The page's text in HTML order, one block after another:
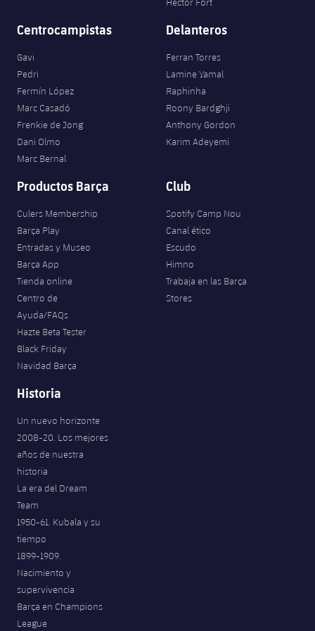
Héctor Fort
Centrocampistas
Gavi
Pedri
Fermín López
Marc Casadó
Frenkie de Jong
Dani Olmo
Marc Bernal
Delanteros
Ferran Torres
Lamine Yamal
Raphinha
Roony Bardghji
Anthony Gordon
Karim Adeyemi
Productos Barça
Culers Membership
Barça Play
Entradas y Museo
Barça App
Tienda online
Centro de
Ayuda/FAQs
Hazte Beta Tester
Black Friday
Navidad Barça
Club
Spotify Camp Nou
Canal ético
Escudo
Himno
Trabaja en las Barça
Stores
Historia
Un nuevo horizonte
2008-20. Los mejores
años de nuestra
historia
La era del Dream
Team
1950-61. Kubala y su
tiempo
1899-1909.
Nacimiento y
supervivencia
Barça en Champions
League